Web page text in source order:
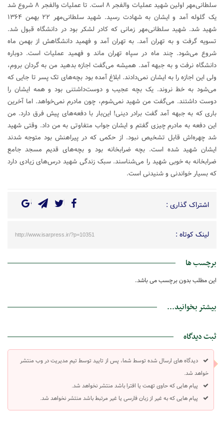
سلطانی‌مهر اولین شهید عملیات والفجر ۸ است. تا عملیات والفجر ۸ شروع شد
یک گلوله آمد و ایشان به شهادت رسید. شهید سلطانی‌مهر ۲۲ بهمن ۱۳۶۴
شهید شد. شهید سلطانی‌مهر زمانی که کادر لشکر بود در دانشگاه قبول شد.
تسویه گرفت و به تهران آمد. به تهران آمد و فهمید دانشگاهش از بهمن ماه
شروع می‌شود. چند ماه در سپاه تهران ماند و فهمید عملیات است. دوباره
دانشگاه نرفت و به جبهه آمد. همیشه می‌گفت اجازه بدهید من به گردان بروم،
ولی این اجازه را به ایشان نمی‌دادند. ابلاغ آمده بود بچه‌های تک پسر تا جایی که
می‌شود به خط نروند. یک بچه عجیب و دوست‌داشتنی بود و همه ایشان را
دوست داشتند. می‌گفت من شهید نمی‌شوم، چون مادرم نمی‌خواهد. اما آخرین
باری که به جبهه آمد گفت برادر دینی! این‌بار با دفعه‌های پیش فرق دارد. من
این دفعه به مادرم چیزی گفتم و ایشان جواب متفاوتی به من داد. وقتی شهید
شد چهره‌اش قابل تشخیص نبود. از حکمی که در پیراهنش بود متوجه شدند
ایشان شهید شده است. بچه ضرابخانه بود و بچه‌های قدیم مسجد جامع
ضرابخانه به خوبی شهید را می‌شناسند. سبک زندگی شهید درس‌های زیادی دارد
که بسیار خواندنی و شنیدنی است.
اشتراک گذاری :
لینک کوتاه : http://www.isarpress.ir/?p=10351
برچسب ها
این مطلب بدون برچسب می باشد.
بیشتر بخوانید...
ثبت دیدگاه
دیدگاه های ارسال شده توسط شما، پس از تایید توسط تیم مدیریت در وب منتشر
خواهد شد.
پیام هایی که حاوی تهمت یا افترا باشد منتشر نخواهد شد.
پیام هایی که به غیر از زبان فارسی یا غیر مرتبط باشد منتشر نخواهد شد.